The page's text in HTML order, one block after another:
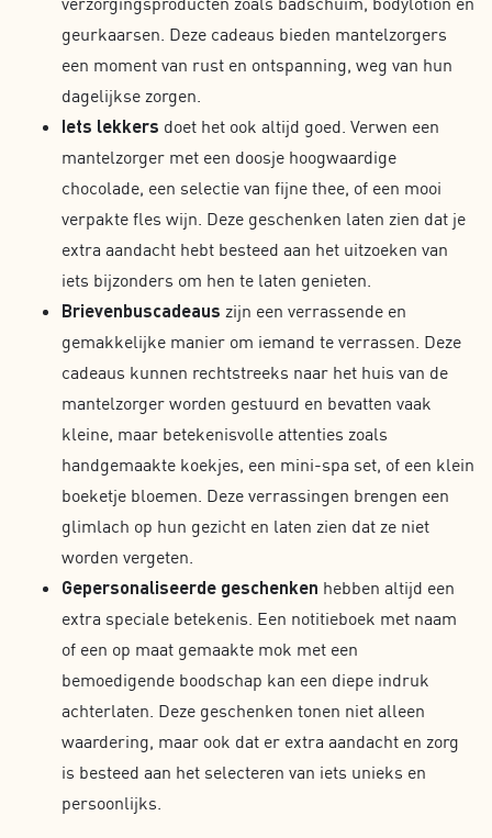
geurkaarsen. Deze cadeaus bieden mantelzorgers
een moment van rust en ontspanning, weg van hun
dagelijkse zorgen.
Iets lekkers doet het ook altijd goed. Verwen een
mantelzorger met een doosje hoogwaardige
chocolade, een selectie van fijne thee, of een mooi
verpakte fles wijn. Deze geschenken laten zien dat je
extra aandacht hebt besteed aan het uitzoeken van
iets bijzonders om hen te laten genieten.
Brievenbuscadeaus zijn een verrassende en
gemakkelijke manier om iemand te verrassen. Deze
cadeaus kunnen rechtstreeks naar het huis van de
mantelzorger worden gestuurd en bevatten vaak
kleine, maar betekenisvolle attenties zoals
handgemaakte koekjes, een mini-spa set, of een klein
boeketje bloemen. Deze verrassingen brengen een
glimlach op hun gezicht en laten zien dat ze niet
worden vergeten.
Gepersonaliseerde geschenken hebben altijd een
extra speciale betekenis. Een notitieboek met naam
of een op maat gemaakte mok met een
bemoedigende boodschap kan een diepe indruk
achterlaten. Deze geschenken tonen niet alleen
waardering, maar ook dat er extra aandacht en zorg
is besteed aan het selecteren van iets unieks en
persoonlijks.